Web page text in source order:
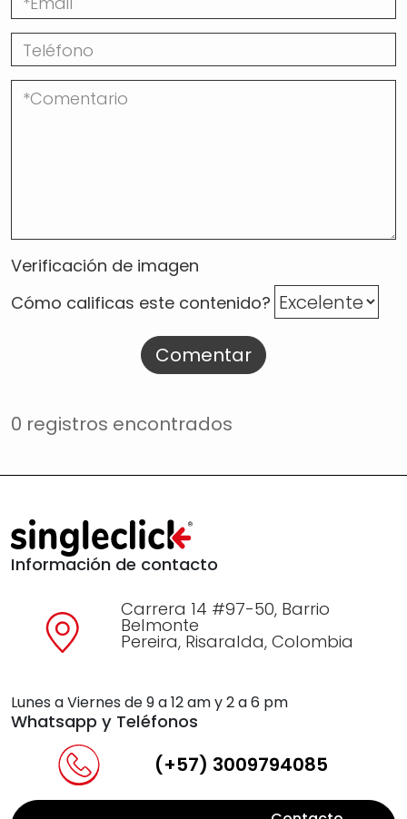
Verificación de imagen
Cómo calificas este contenido?
Comentar
0 registros encontrados
Información de contacto
Carrera 14 #97-50, Barrio
Belmonte
Pereira, Risaralda, Colombia
Lunes a Viernes de 9 a 12 am y 2 a 6 pm
Whatsapp y Teléfonos
(+57) 3009794085